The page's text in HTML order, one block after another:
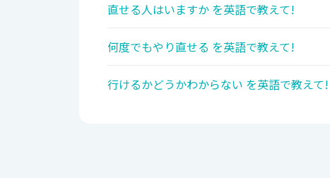
直せる人はいますか を英語で教えて!
何度でもやり直せる を英語で教えて!
行けるかどうかわからない を英語で教えて!